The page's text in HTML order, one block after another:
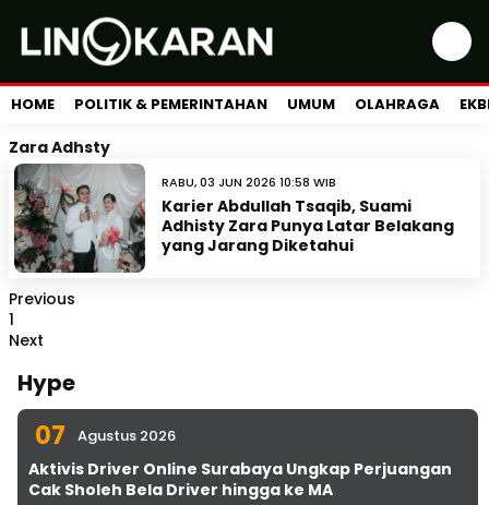
HOME POLITIK & PEMERINTAHAN UMUM OLAHRAGA
Zara Adhsty
RABU, 03 JUN 2026 10:58 WIB
Karier Abdullah Tsaqib, Suami
Adhisty Zara Punya Latar Belakang
yang Jarang Diketahui
Previous
1
Next
Hype
07 Agustus 2026
Aktivis Driver Online Surabaya Ungkap Perjuangan
Cak Sholeh Bela Driver hingga ke MA